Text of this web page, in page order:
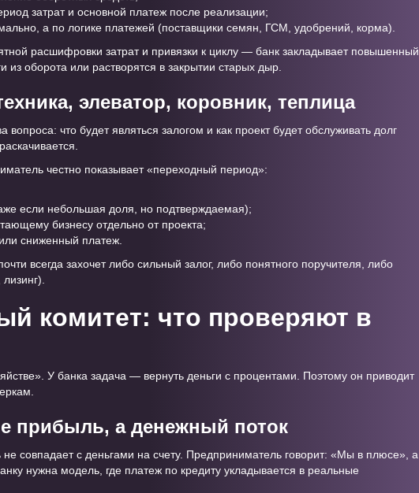
затрат и основной платеж после реализации;
а по логике платежей (поставщики семян, ГСМ, удобрений, корма).
расшифровки затрат и привязки к циклу — банк закладывает повышенный
из оборота или растворятся в закрытии старых дыр.
элеватор, коровник, теплица
вопроса: что будет являться залогом и как проект будет обслуживать долг
честно показывает «переходный период»:
если небольшая доля, но подтверждаемая);
бизнесу отдельно от проекта;
сниженный платеж.
всегда захочет либо сильный залог, либо понятного поручителя, либо
комитет: что проверяют в
У банка задача — вернуть деньги с процентами. Поэтому он приводит
прибыль, а денежный поток
совпадает с деньгами на счету. Предприниматель говорит: «Мы в плюсе», а
нужна модель, где платеж по кредиту укладывается в реальные